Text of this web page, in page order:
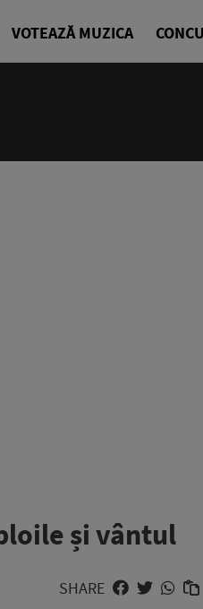
VOTEAZĂ MUZICA
și vântul
SHARE